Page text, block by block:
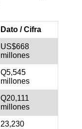
Dato / Cifra
US$668
millones
Q5,545
millones
Q20,111
millones
23,230